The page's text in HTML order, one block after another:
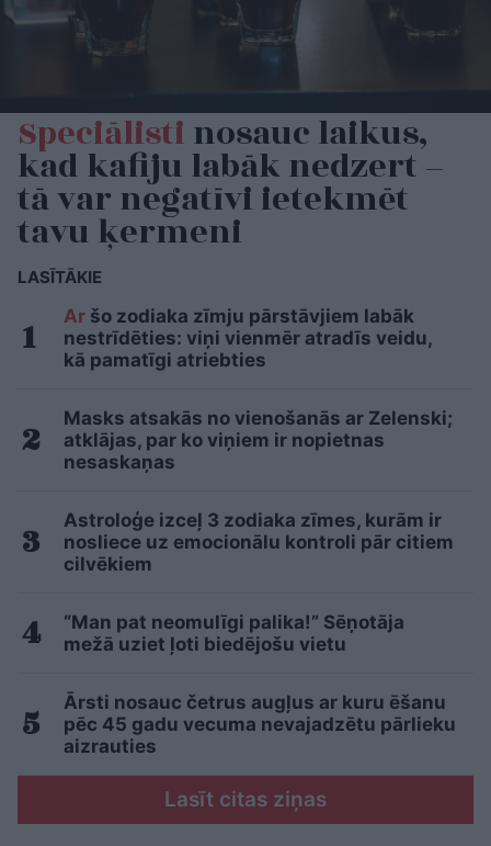
Speciālistinosauc laikus,
kad kafiju labāk nedzert –
tā var negatīvi ietekmēt
tavu ķermeni
LASĪTĀKIE
Ar šo zodiaka zīmju pārstāvjiem labāk
nestrīdēties: viņi vienmēr atradīs veidu,
kā pamatīgi atriebties
Masks atsakās no vienošanās ar Zelenski;
atklājas, par ko viņiem ir nopietnas
nesaskaņas
Astroloģe izceļ 3 zodiaka zīmes, kurām ir
nosliece uz emocionālu kontroli pār citiem
cilvēkiem
“Man pat neomulīgi palika!” Sēņotāja
mežā uziet ļoti biedējošu vietu
Ārsti nosauc četrus augļus ar kuru ēšanu
pēc 45 gadu vecuma nevajadzētu pārlieku
aizrauties
Lasīt citas ziņas